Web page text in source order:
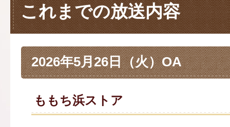
これまでの放送内容
2026年5月26日（火）OA
ももち浜ストア